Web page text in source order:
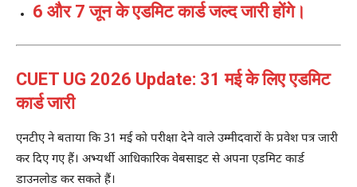
6 और 7 जून के एडमिट कार्ड जल्द जारी होंगे।
CUET UG 2026 Update: 31 मई के लिए एडमिट
कार्ड जारी
एनटीए ने बताया कि 31 मई को परीक्षा देने वाले उम्मीदवारों के प्रवेश पत्र जारी
कर दिए गए हैं। अभ्यर्थी आधिकारिक वेबसाइट से अपना एडमिट कार्ड
डाउनलोड कर सकते हैं।